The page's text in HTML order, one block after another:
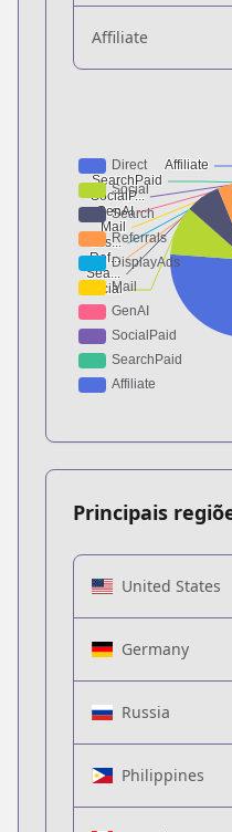
Affiliate
Principais
United States
Germany
Russia
Philippines